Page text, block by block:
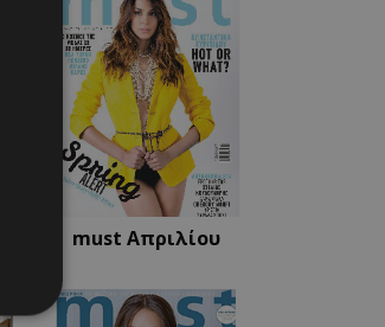
must Απριλίου